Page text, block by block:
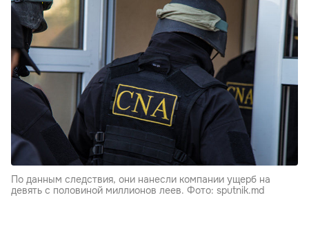
По данным следствия, они нанесли компании ущерб на
девять с половиной миллионов леев. Фото: sputnik.md